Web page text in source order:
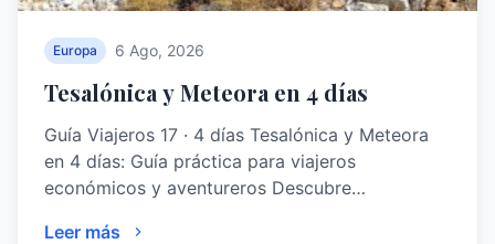
Europa 6 Ago, 2026
Tesalónica y Meteora en 4 días
Guía Viajeros 17 · 4 días Tesalónica y Meteora
en 4 días: Guía práctica para viajeros
económicos y aventureros Descubre…
Leer más